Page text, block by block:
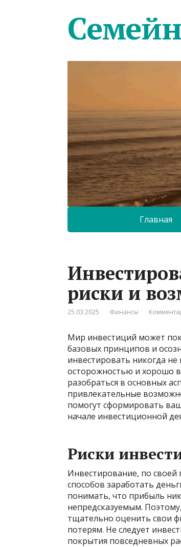
Главная
риски и
25.03.2025 Финансы
Мир инвестиций может
базовых принципов и
инвестировать никогда
осторожностью и хорошо
разобраться в основных
привлекательные
помогут сформировать
начале инвестиционной
Риски
Инвестирование, по своей
способов заработать
понимать, что прибыль
непредсказуемым.
тщательно оценить свои
потерям. Не следует
покрытия повседневных